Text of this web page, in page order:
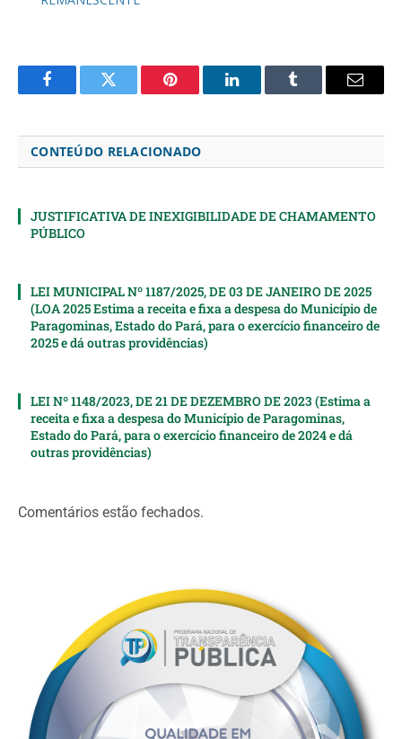
FacebookTwitter Pinterest LinkedInTumblr Email
CONTEÚDO RELACIONADO
JUSTIFICATIVA DE INEXIGIBILIDADE DE CHAMAMENTO
PÚBLICO
LEI MUNICIPAL Nº 1187/2025, DE 03 DE JANEIRO DE 2025
(LOA 2025 Estima a receita e fixa a despesa do Município de
Paragominas, Estado do Pará, para o exercício financeiro de
2025 e dá outras providências)
LEI Nº 1148/2023, DE 21 DE DEZEMBRO DE 2023 (Estima a
receita e fixa a despesa do Município de Paragominas,
Estado do Pará, para o exercício financeiro de 2024 e dá
outras providências)
Comentários estão fechados.